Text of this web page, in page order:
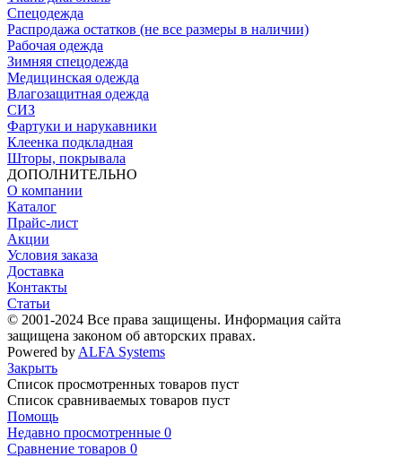
Спецодежда
Распродажа остатков (не все размеры в наличии)
Рабочая одежда
Зимняя спецодежда
Медицинская одежда
Влагозащитная одежда
СИЗ
Фартуки и нарукавники
Клеенка подкладная
Шторы, покрывала
ДОПОЛНИТЕЛЬНО
О компании
Каталог
Прайс-лист
Акции
Условия заказа
Доставка
Контакты
Статьи
© 2001-2024 Все права защищены. Информация сайта
защищена законом об авторских правах.
Powered by ALFA Systems
Закрыть
Список просмотренных товаров пуст
Список сравниваемых товаров пуст
Помощь
Недавно просмотренные 0
Сравнение товаров 0